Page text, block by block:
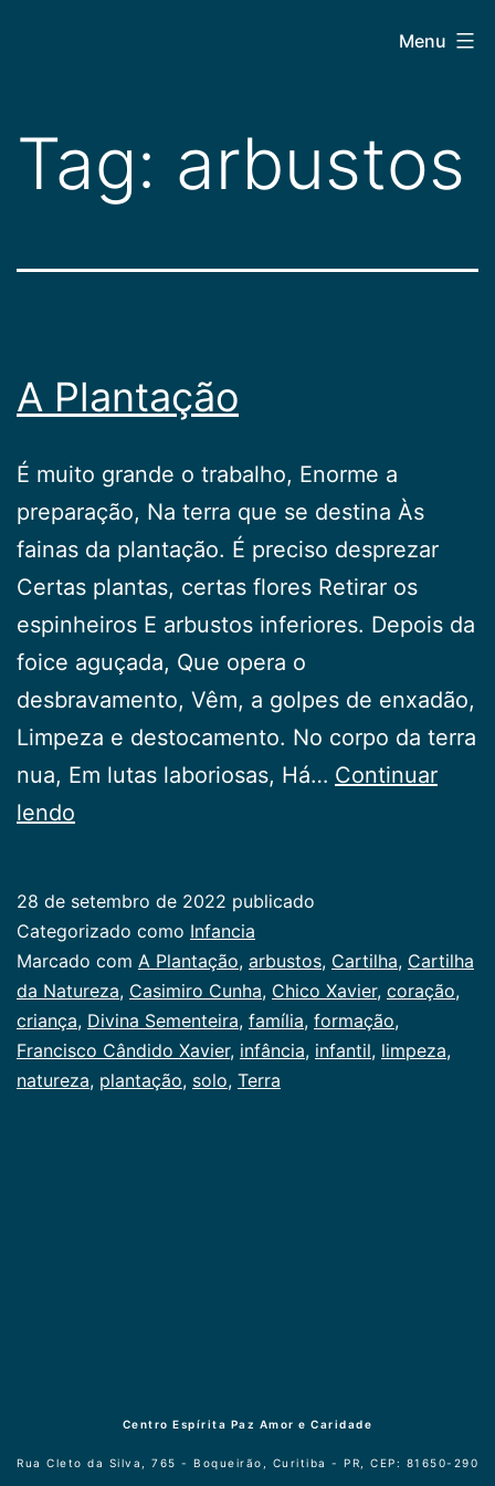
conteúdo
Menu
Tag: arbustos
A Plantação
É muito grande o trabalho, Enorme a
preparação, Na terra que se destina Às
fainas da plantação. É preciso desprezar
Certas plantas, certas flores Retirar os
espinheiros E arbustos inferiores. Depois da
foice aguçada, Que opera o
desbravamento, Vêm, a golpes de enxadão,
Limpeza e destocamento. No corpo da terra
nua, Em lutas laboriosas, Há… Continuar
lendo
28 de setembro de 2022 publicado
Categorizado como Infancia
Marcado com A Plantação, arbustos, Cartilha, Cartilha
da Natureza, Casimiro Cunha, Chico Xavier, coração,
criança, Divina Sementeira, família, formação,
Francisco Cândido Xavier, infância, infantil, limpeza,
natureza, plantação, solo, Terra
Centro Espírita Paz Amor e Caridade
Rua Cleto da Silva, 765 - Boqueirão, Curitiba - PR, CEP: 81650-290